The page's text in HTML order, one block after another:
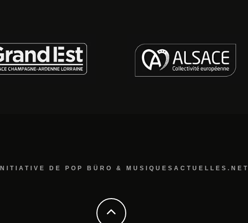
DE POP BÜRO & MUSIQUESACTUELLES.NET